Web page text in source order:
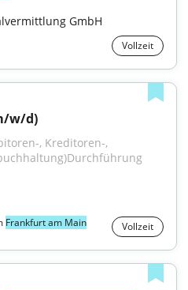
GmbH
Vollzeit
w/d)
, Kreditoren-,
Frankfurt am Main Vollzeit